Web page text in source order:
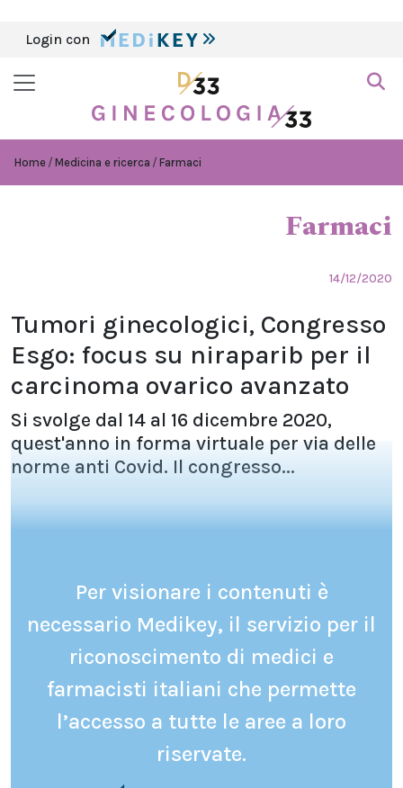
Login con
Home Medicina e ricerca Farmaci
Farmaci
14/12/2020
Tumori ginecologici, Congresso
Esgo: focus su niraparib per il
carcinoma ovarico avanzato
Si svolge dal 14 al 16 dicembre 2020,
quest'anno in forma virtuale per via delle
norme anti Covid. Il congresso...
Per visionare i contenuti è
necessario Medikey, il servizio per il
riconoscimento di medici e
farmacisti italiani che permette
l’accesso a tutte le aree a loro
riservate.